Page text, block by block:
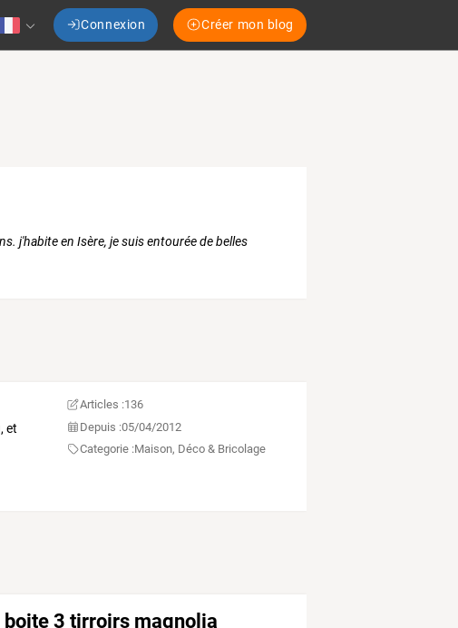
Connexion Créer mon blog
j'habite en Isère, je suis entourée de belles
et
Articles :136
Depuis :05/04/2012
Categorie :Maison, Déco & Bricolage
boite 3 tirroirs magnolia